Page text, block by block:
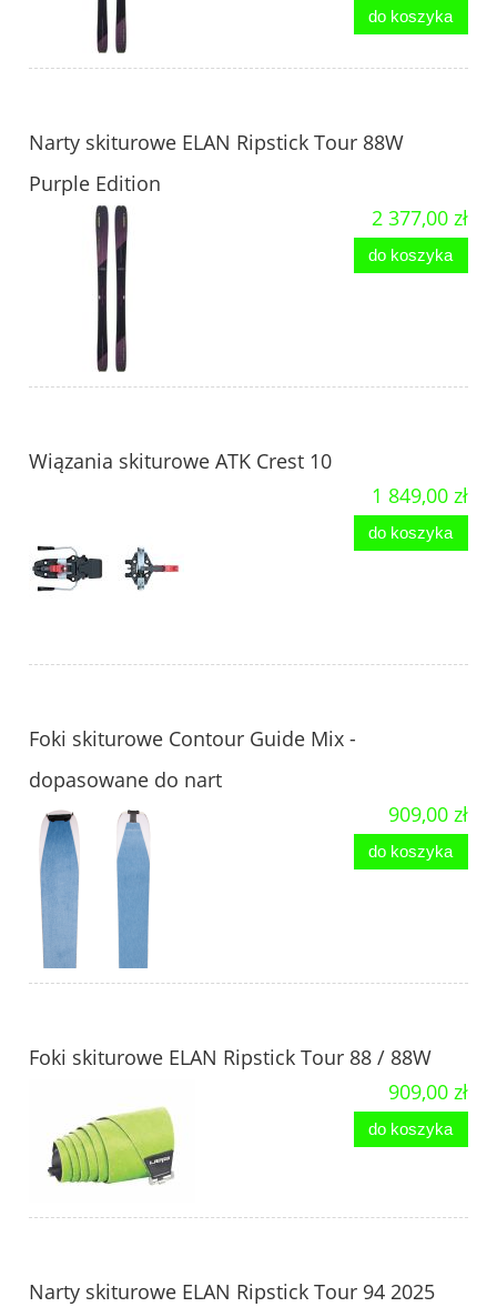
do koszyka
Narty skiturowe ELAN Ripstick Tour 88W
Purple Edition
2 377,00 zł
do koszyka
Wiązania skiturowe ATK Crest 10
1 849,00 zł
do koszyka
Foki skiturowe Contour Guide Mix -
dopasowane do nart
909,00 zł
do koszyka
Foki skiturowe ELAN Ripstick Tour 88 / 88W
909,00 zł
do koszyka
Narty skiturowe ELAN Ripstick Tour 94 2025